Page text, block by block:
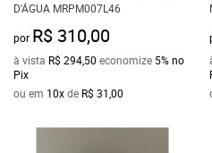
D'ÁGUA MRPM007L46
por R$ 310,00
à vista R$ 294,50 economize 5%no
Pix
ou em 10xde R$ 31,00